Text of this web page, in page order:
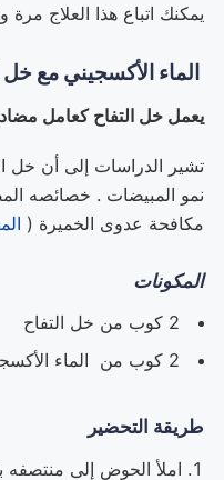
يمكنك اتباع هذا العلاج مرة
الماء الأكسجيني مع خل
يعمل خل التفاح كعامل مضاد
تشير الدراسات إلى أن خل
نمو المبيضات . خصائصه
مكافحة عدوى الخميرة (
المكونات
2 كوب من خل التفاح
2 كوب من الماء الأكسجيني
طريقة التحضير
املأ الحوض إلى منتصفه